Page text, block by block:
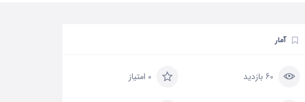
آمار
60 بازدید 0 امتیاز